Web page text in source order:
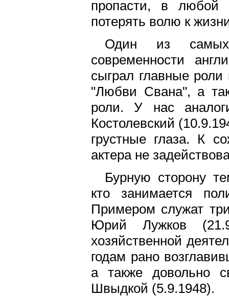
пропасти, в любой
потерять волю к
Один из самых
современности
сыграл главные роли
"Любви Свана", а
роли. У нас
Костолевский
грустные глаза. К
актера не
Бурную сторону
кто занимается
Примером служат
Юрий Лужков
хозяйственной
годам рано
а также довольно
Швыдкой (5.9.1948).